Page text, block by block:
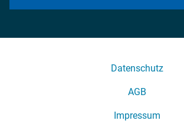
Datenschutz
AGB
Impressum